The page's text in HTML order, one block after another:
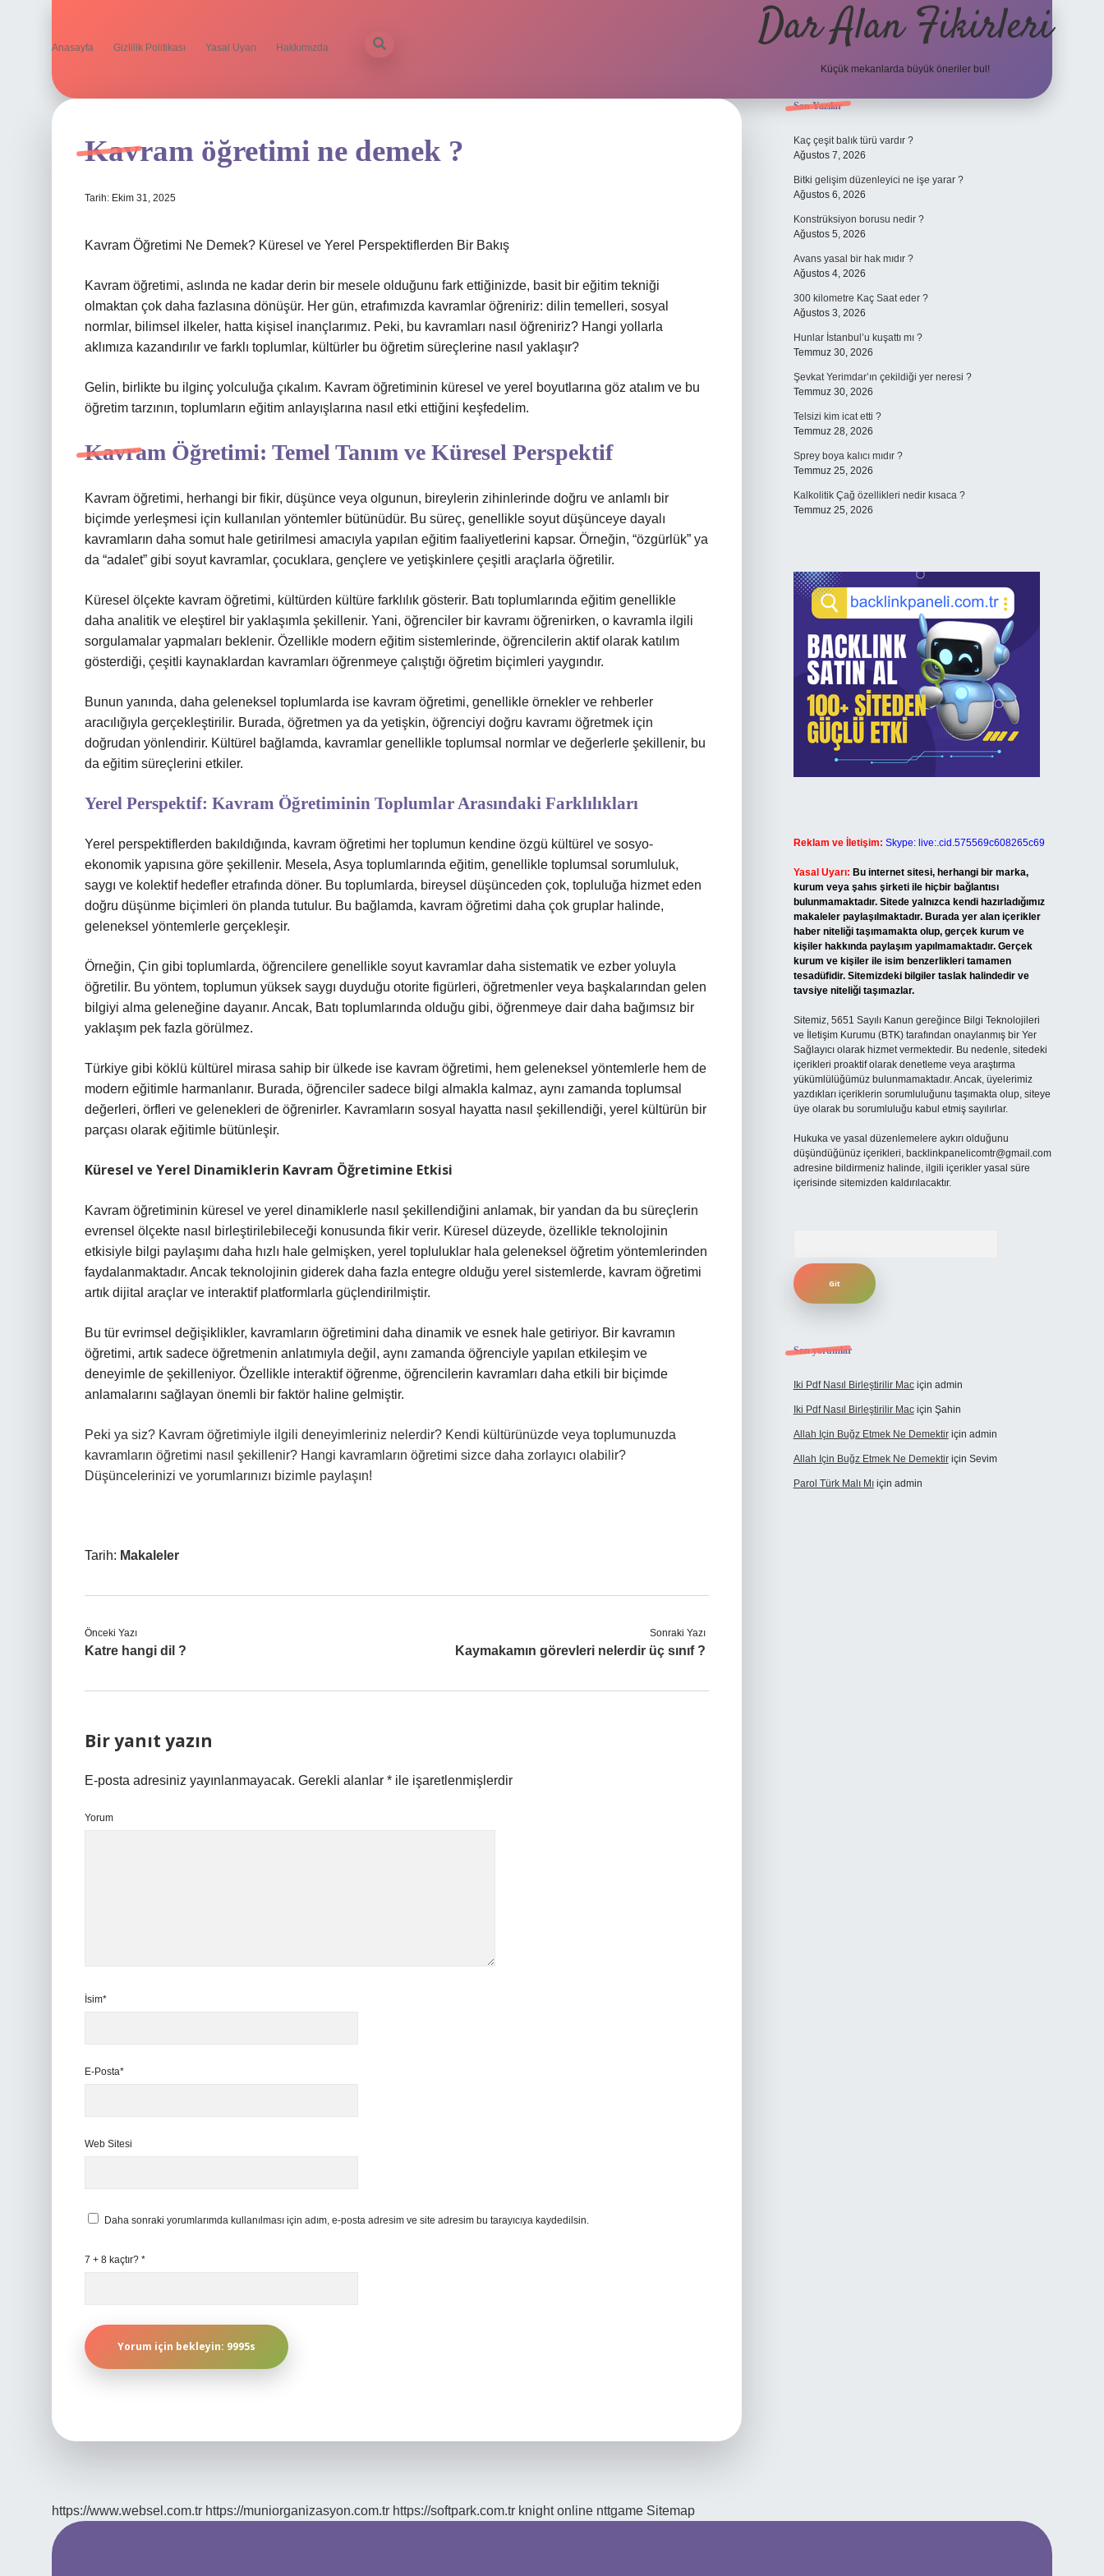
Anasayfa Gizlilik Politikası Yasal Uyarı Hakkımızda Dar Alan Fikirleri
Küçük mekanlarda büyük öneriler bul!
Kavram öğretimi ne demek ?
Tarih: Ekim 31, 2025
Kavram Öğretimi Ne Demek? Küresel ve Yerel Perspektiflerden Bir Bakış
Kavram öğretimi, aslında ne kadar derin bir mesele olduğunu fark ettiğinizde, basit bir eğitim tekniği
olmaktan çok daha fazlasına dönüşür. Her gün, etrafımızda kavramlar öğreniriz: dilin temelleri, sosyal
normlar, bilimsel ilkeler, hatta kişisel inançlarımız. Peki, bu kavramları nasıl öğreniriz? Hangi yollarla
aklımıza kazandırılır ve farklı toplumlar, kültürler bu öğretim süreçlerine nasıl yaklaşır?
Gelin, birlikte bu ilginç yolculuğa çıkalım. Kavram öğretiminin küresel ve yerel boyutlarına göz atalım ve bu
öğretim tarzının, toplumların eğitim anlayışlarına nasıl etki ettiğini keşfedelim.
Kavram Öğretimi: Temel Tanım ve Küresel Perspektif
Kavram öğretimi, herhangi bir fikir, düşünce veya olgunun, bireylerin zihinlerinde doğru ve anlamlı bir
biçimde yerleşmesi için kullanılan yöntemler bütünüdür. Bu süreç, genellikle soyut düşünceye dayalı
kavramların daha somut hale getirilmesi amacıyla yapılan eğitim faaliyetlerini kapsar. Örneğin, “özgürlük” ya
da “adalet” gibi soyut kavramlar, çocuklara, gençlere ve yetişkinlere çeşitli araçlarla öğretilir.
Küresel ölçekte kavram öğretimi, kültürden kültüre farklılık gösterir. Batı toplumlarında eğitim genellikle
daha analitik ve eleştirel bir yaklaşımla şekillenir. Yani, öğrenciler bir kavramı öğrenirken, o kavramla ilgili
sorgulamalar yapmaları beklenir. Özellikle modern eğitim sistemlerinde, öğrencilerin aktif olarak katılım
gösterdiği, çeşitli kaynaklardan kavramları öğrenmeye çalıştığı öğretim biçimleri yaygındır.
Bunun yanında, daha geleneksel toplumlarda ise kavram öğretimi, genellikle örnekler ve rehberler
aracılığıyla gerçekleştirilir. Burada, öğretmen ya da yetişkin, öğrenciyi doğru kavramı öğretmek için
doğrudan yönlendirir. Kültürel bağlamda, kavramlar genellikle toplumsal normlar ve değerlerle şekillenir, bu
da eğitim süreçlerini etkiler.
Yerel Perspektif: Kavram Öğretiminin Toplumlar Arasındaki Farklılıkları
Yerel perspektiflerden bakıldığında, kavram öğretimi her toplumun kendine özgü kültürel ve sosyo-
ekonomik yapısına göre şekillenir. Mesela, Asya toplumlarında eğitim, genellikle toplumsal sorumluluk,
saygı ve kolektif hedefler etrafında döner. Bu toplumlarda, bireysel düşünceden çok, topluluğa hizmet eden
doğru düşünme biçimleri ön planda tutulur. Bu bağlamda, kavram öğretimi daha çok gruplar halinde,
geleneksel yöntemlerle gerçekleşir.
Örneğin, Çin gibi toplumlarda, öğrencilere genellikle soyut kavramlar daha sistematik ve ezber yoluyla
öğretilir. Bu yöntem, toplumun yüksek saygı duyduğu otorite figürleri, öğretmenler veya başkalarından gelen
bilgiyi alma geleneğine dayanır. Ancak, Batı toplumlarında olduğu gibi, öğrenmeye dair daha bağımsız bir
yaklaşım pek fazla görülmez.
Türkiye gibi köklü kültürel mirasa sahip bir ülkede ise kavram öğretimi, hem geleneksel yöntemlerle hem de
modern eğitimle harmanlanır. Burada, öğrenciler sadece bilgi almakla kalmaz, aynı zamanda toplumsal
değerleri, örfleri ve gelenekleri de öğrenirler. Kavramların sosyal hayatta nasıl şekillendiği, yerel kültürün bir
parçası olarak eğitimle bütünleşir.
Küresel ve Yerel Dinamiklerin Kavram Öğretimine Etkisi
Kavram öğretiminin küresel ve yerel dinamiklerle nasıl şekillendiğini anlamak, bir yandan da bu süreçlerin
evrensel ölçekte nasıl birleştirilebileceği konusunda fikir verir. Küresel düzeyde, özellikle teknolojinin
etkisiyle bilgi paylaşımı daha hızlı hale gelmişken, yerel topluluklar hala geleneksel öğretim yöntemlerinden
faydalanmaktadır. Ancak teknolojinin giderek daha fazla entegre olduğu yerel sistemlerde, kavram öğretimi
artık dijital araçlar ve interaktif platformlarla güçlendirilmiştir.
Bu tür evrimsel değişiklikler, kavramların öğretimini daha dinamik ve esnek hale getiriyor. Bir kavramın
öğretimi, artık sadece öğretmenin anlatımıyla değil, aynı zamanda öğrenciyle yapılan etkileşim ve
deneyimle de şekilleniyor. Özellikle interaktif öğrenme, öğrencilerin kavramları daha etkili bir biçimde
anlamalarını sağlayan önemli bir faktör haline gelmiştir.
Peki ya siz? Kavram öğretimiyle ilgili deneyimleriniz nelerdir? Kendi kültürünüzde veya toplumunuzda
kavramların öğretimi nasıl şekillenir? Hangi kavramların öğretimi sizce daha zorlayıcı olabilir?
Düşüncelerinizi ve yorumlarınızı bizimle paylaşın!
Tarih: Makaleler
Önceki Yazı
Katre hangi dil ?
Sonraki Yazı
Kaymakamın görevleri nelerdir üç sınıf ?
Bir yanıt yazın
E-posta adresiniz yayınlanmayacak. Gerekli alanlar * ile işaretlenmişlerdir
Yorum
İsim*
E-Posta*
Web Sitesi
Daha sonraki yorumlarımda kullanılması için adım, e-posta adresim ve site adresim bu tarayıcıya kaydedilsin.
7 + 8 kaçtır? *
https://www.websel.com.tr https://muniorganizasyon.com.tr https://softpark.com.tr knight online nttgame Sitemap
Sidebar
Son Yazılar
Kaç çeşit balık türü vardır ?
Ağustos 7, 2026
Bitki gelişim düzenleyici ne işe yarar ?
Ağustos 6, 2026
Konstrüksiyon borusu nedir ?
Ağustos 5, 2026
Avans yasal bir hak mıdır ?
Ağustos 4, 2026
300 kilometre Kaç Saat eder ?
Ağustos 3, 2026
Hunlar İstanbul’u kuşattı mı ?
Temmuz 30, 2026
Şevkat Yerimdar’ın çekildiği yer neresi ?
Temmuz 30, 2026
Telsizi kim icat etti ?
Temmuz 28, 2026
Sprey boya kalıcı mıdır ?
Temmuz 25, 2026
Kalkolitik Çağ özellikleri nedir kısaca ?
Temmuz 25, 2026
Reklam ve İletişim: Skype: live:.cid.575569c608265c69
Yasal Uyarı: Bu internet sitesi, herhangi bir marka,
kurum veya şahıs şirketi ile hiçbir bağlantısı
bulunmamaktadır. Sitede yalnızca kendi hazırladığımız
makaleler paylaşılmaktadır. Burada yer alan içerikler
haber niteliği taşımamakta olup, gerçek kurum ve
kişiler hakkında paylaşım yapılmamaktadır. Gerçek
kurum ve kişiler ile isim benzerlikleri tamamen
tesadüfidir. Sitemizdeki bilgiler taslak halindedir ve
tavsiye niteliği taşımazlar.
Sitemiz, 5651 Sayılı Kanun gereğince Bilgi Teknolojileri
ve İletişim Kurumu (BTK) tarafından onaylanmış bir Yer
Sağlayıcı olarak hizmet vermektedir. Bu nedenle, sitedeki
içerikleri proaktif olarak denetleme veya araştırma
yükümlülüğümüz bulunmamaktadır. Ancak, üyelerimiz
yazdıkları içeriklerin sorumluluğunu taşımakta olup, siteye
üye olarak bu sorumluluğu kabul etmiş sayılırlar.
Hukuka ve yasal düzenlemelere aykırı olduğunu
düşündüğünüz içerikleri, backlinkpanelicomtr@gmail.com
adresine bildirmeniz halinde, ilgili içerikler yasal süre
içerisinde sitemizden kaldırılacaktır.
Son yorumlar
Iki Pdf Nasıl Birleştirilir Maciçin admin
Iki Pdf Nasıl Birleştirilir Maciçin Şahin
Allah Için Buğz Etmek Ne Demektiriçin admin
Allah Için Buğz Etmek Ne Demektiriçin Sevim
Parol Türk Malı Mıiçin admin